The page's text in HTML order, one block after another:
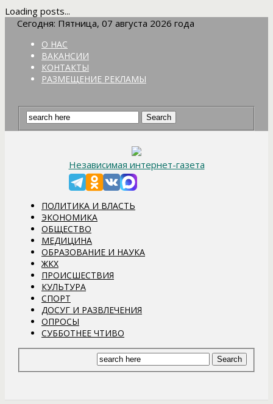
Loading posts...
Сегодня: Пятница, 07 августа 2026 года
О НАС
ВАКАНСИИ
КОНТАКТЫ
РАЗМЕЩЕНИЕ РЕКЛАМЫ
Независимая интернет-газета
ПОЛИТИКА И ВЛАСТЬ
ЭКОНОМИКА
ОБЩЕСТВО
МЕДИЦИНА
ОБРАЗОВАНИЕ И НАУКА
ЖКХ
ПРОИСШЕСТВИЯ
КУЛЬТУРА
СПОРТ
ДОСУГ И РАЗВЛЕЧЕНИЯ
ОПРОСЫ
СУББОТНЕЕ ЧТИВО